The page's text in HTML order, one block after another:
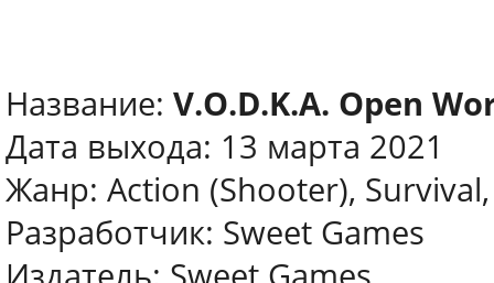
Название: V.O.D.K.A. Open
Дата выхода: 13 марта 2021
Жанр: Action (Shooter),
Разработчик: Sweet Games